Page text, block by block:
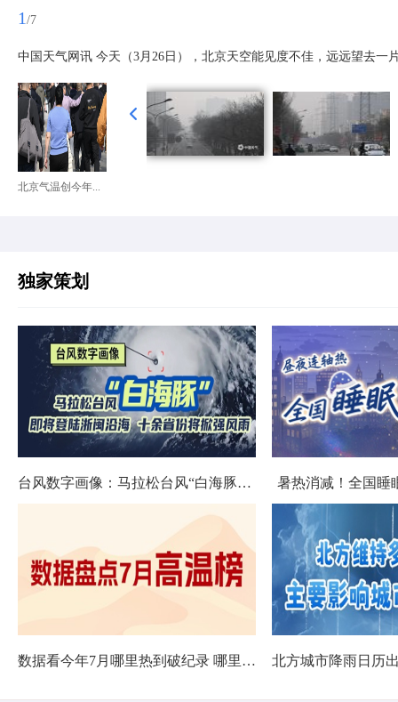
1 /7
中国天气网讯 今天（3月26日），北京天空能见度不佳，远远望去一
北京气温创今年...
独家策划
台风数字画像：马拉松台风“白海豚”将影响十余省份 暑热消减！全国睡
数据看今年7月哪里热到破纪录 哪里暑热连轴转